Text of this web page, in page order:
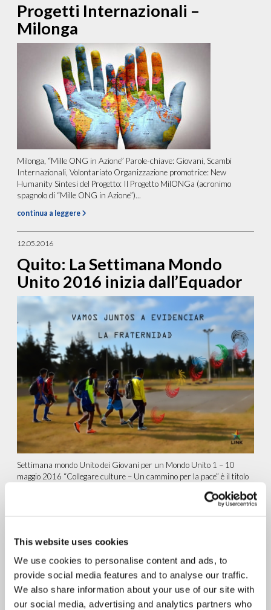
This website uses cookies
We use cookies to personalise content and ads, to
provide social media features and to analyse our traffic.
We also share information about your use of our site with
our social media, advertising and analytics partners who
Progetti Internazionali –
Milonga
Milonga, “Mille ONG in Azione” Parole-chiave: Giovani, Scambi
Internazionali, Volontariato Organizzazione promotrice: New
Humanity Sintesi del Progetto: Il Progetto MilONGa (acronimo
spagnolo di “Mille ONG in Azione”)...
continua a leggere
12.05.2016
Quito: La Settimana Mondo
Unito 2016 inizia dall’Equador
Settimana mondo Unito dei Giovani per un Mondo Unito 1 – 10
maggio 2016 “Collegare culture – Un cammino per la pace” è il titolo
Ginevra: New Humanity
coordina il Forum CINGO di
Ginevra